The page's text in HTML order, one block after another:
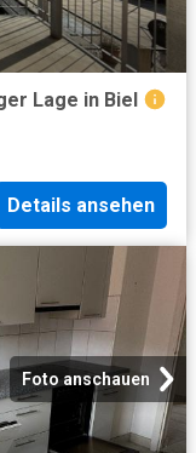
Lage in Biel
Details ansehen
Foto anschauen